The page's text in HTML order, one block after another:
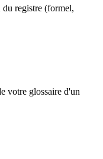
du registre (formel,
votre glossaire d'un